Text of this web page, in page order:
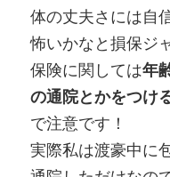
体の丈夫さには自
怖いかなと損保ジ
保険に関しては年
の通院とかをつけ
で注意です！
実際私は渡豪中に